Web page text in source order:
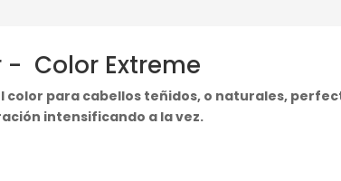
- Color Extreme
color para cabellos teñidos, o naturales,
intensificando a la vez.